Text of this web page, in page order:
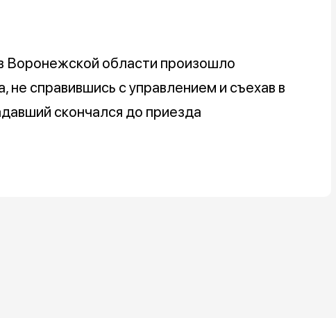
Воронежской области произошло
справившись с управлением и съехав в
скончался до приезда